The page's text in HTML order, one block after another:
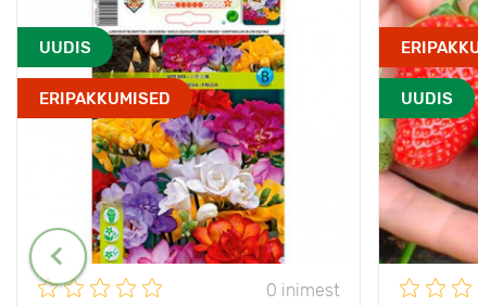
UUDIS
ERIPAKKUMISED
0 inimest
UUDIS